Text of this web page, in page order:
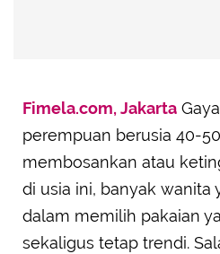
Fimela.com, Jakarta
perempuan berusia 40-
membosankan atau
di usia ini, banyak wanita
dalam memilih pakaian
sekaligus tetap trendi.